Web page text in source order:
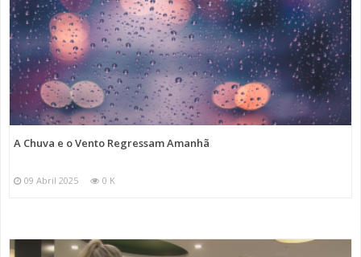
A Chuva e o Vento Regressam Amanhã
09 Abril 2025 0 K